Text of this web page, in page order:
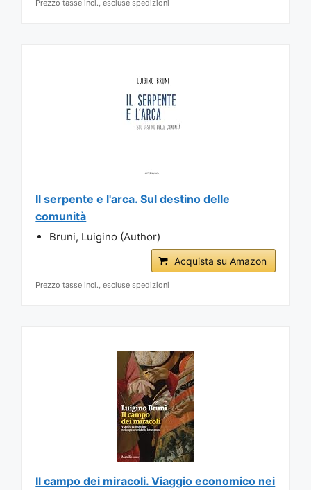
Prezzo tasse incl., escluse spedizioni
Il serpente e l'arca. Sul destino delle
comunità
Bruni, Luigino (Author)
Acquista su Amazon
Prezzo tasse incl., escluse spedizioni
Il campo dei miracoli. Viaggio economico nei